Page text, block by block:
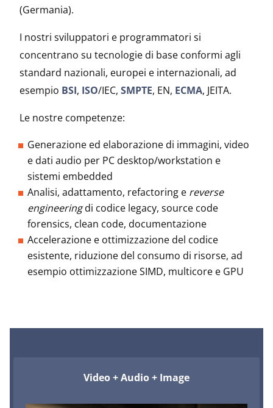
(Germania).
I nostri sviluppatori e programmatori si
concentrano su tecnologie di base conformi agli
standard nazionali, europei e internazionali, ad
esempio BSI, ISO/IEC, SMPTE, EN, ECMA, JEITA.
Le nostre competenze:
Generazione ed elaborazione di immagini, video
e dati audio per PC desktop/workstation e
sistemi embedded
Analisi, adattamento, refactoring e reverse
engineeringdi codice legacy, source code
forensics, clean code, documentazione
Accelerazione e ottimizzazione del codice
esistente, riduzione del consumo di risorse, ad
esempio ottimizzazione SIMD, multicore e GPU
Video + Audio + Image